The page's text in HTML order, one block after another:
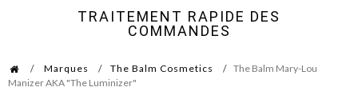
TRAITEMENT RAPIDE DES
COMMANDES
Marques The Balm Cosmetics
The Balm Mary-Lou
Manizer AKA "The Luminizer"